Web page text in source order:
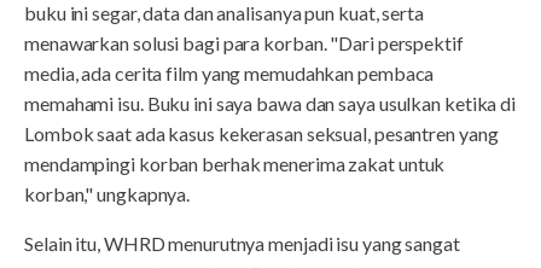
buku ini segar, data dan analisanya pun kuat, serta
menawarkan solusi bagi para korban. "Dari perspektif
media, ada cerita film yang memudahkan pembaca
memahami isu. Buku ini saya bawa dan saya usulkan ketika di
Lombok saat ada kasus kekerasan seksual, pesantren yang
mendampingi korban berhak menerima zakat untuk
korban," ungkapnya.
Selain itu, WHRD menurutnya menjadi isu yang sangat